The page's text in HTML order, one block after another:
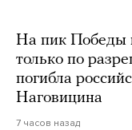
На пик Победы
только по
погибла
Наговицина
7 часов назад